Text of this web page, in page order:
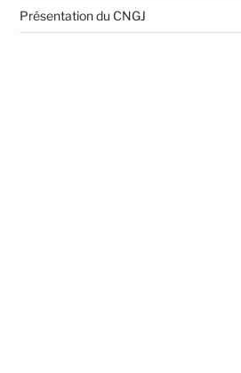
Présentation du CNGJ